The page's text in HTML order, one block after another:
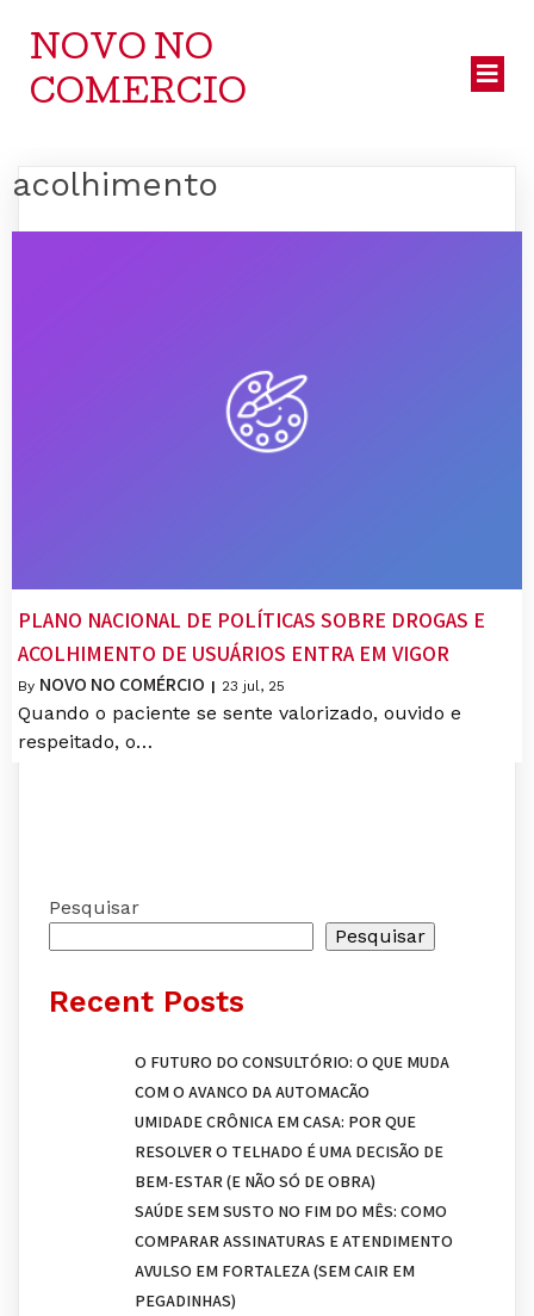
NOVO NO
COMERCIO
acolhimento
PLANO NACIONAL DE POLÍTICAS SOBRE DROGAS E
ACOLHIMENTO DE USUÁRIOS ENTRA EM VIGOR
By NOVO NO COMÉRCIO | 23 jul, 25
Quando o paciente se sente valorizado, ouvido e
respeitado, o…
Pesquisar
Pesquisar
Recent Posts
O FUTURO DO CONSULTÓRIO: O QUE MUDA
COM O AVANÇO DA AUTOMAÇÃO
UMIDADE CRÔNICA EM CASA: POR QUE
RESOLVER O TELHADO É UMA DECISÃO DE
BEM-ESTAR (E NÃO SÓ DE OBRA)
SAÚDE SEM SUSTO NO FIM DO MÊS: COMO
COMPARAR ASSINATURAS E ATENDIMENTO
AVULSO EM FORTALEZA (SEM CAIR EM
PEGADINHAS)